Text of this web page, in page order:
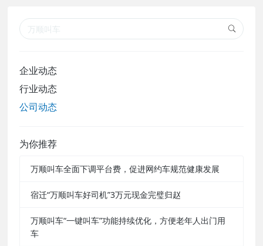
企业动态
行业动态
公司动态
为你推荐
万顺叫车全面下调平台费，促进网约车规范健康发展
宿迁“万顺叫车好司机”3万元现金完璧归赵
万顺叫车“一键叫车”功能持续优化，方便老年人出门用
车